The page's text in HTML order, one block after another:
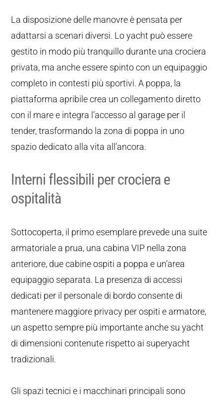
La disposizione delle manovre è pensata per
adattarsi a scenari diversi. Lo yacht può essere
gestito in modo più tranquillo durante una crociera
privata, ma anche essere spinto con un equipaggio
completo in contesti più sportivi. A poppa, la
piattaforma apribile crea un collegamento diretto
con il mare e integra l’accesso al garage per il
tender, trasformando la zona di poppa in uno
spazio dedicato alla vita all’ancora.
Interni flessibili per crociera e
ospitalità
Sottocoperta, il primo esemplare prevede una suite
armatoriale a prua, una cabina VIP nella zona
anteriore, due cabine ospiti a poppa e un’area
equipaggio separata. La presenza di accessi
dedicati per il personale di bordo consente di
mantenere maggiore privacy per ospiti e armatore,
un aspetto sempre più importante anche su yacht
di dimensioni contenute rispetto ai superyacht
tradizionali.
Gli spazi tecnici e i macchinari principali sono